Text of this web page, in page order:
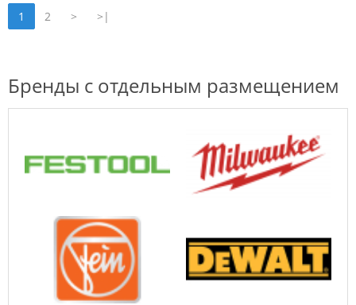
1 2 > >|
Бренды с отдельным размещением